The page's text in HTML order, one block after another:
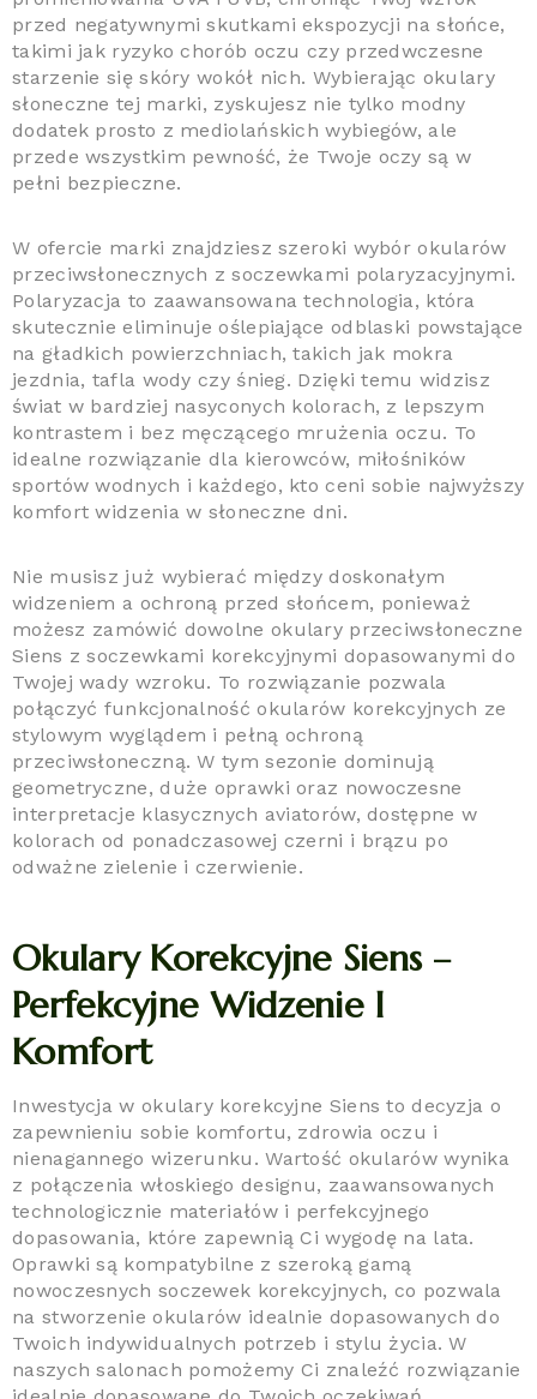
przed negatywnymi skutkami ekspozycji na słońce,
takimi jak ryzyko chorób oczu czy przedwczesne
starzenie się skóry wokół nich. Wybierając okulary
słoneczne tej marki, zyskujesz nie tylko modny
dodatek prosto z mediolańskich wybiegów, ale
przede wszystkim pewność, że Twoje oczy są w
pełni bezpieczne.
W ofercie marki znajdziesz szeroki wybór okularów
przeciwsłonecznych z soczewkami polaryzacyjnymi.
Polaryzacja to zaawansowana technologia, która
skutecznie eliminuje oślepiające odblaski powstające
na gładkich powierzchniach, takich jak mokra
jezdnia, tafla wody czy śnieg. Dzięki temu widzisz
świat w bardziej nasyconych kolorach, z lepszym
kontrastem i bez męczącego mrużenia oczu. To
idealne rozwiązanie dla kierowców, miłośników
sportów wodnych i każdego, kto ceni sobie najwyższy
komfort widzenia w słoneczne dni.
Nie musisz już wybierać między doskonałym
widzeniem a ochroną przed słońcem, ponieważ
możesz zamówić dowolne okulary przeciwsłoneczne
Siens z soczewkami korekcyjnymi dopasowanymi do
Twojej wady wzroku. To rozwiązanie pozwala
połączyć funkcjonalność okularów korekcyjnych ze
stylowym wyglądem i pełną ochroną
przeciwsłoneczną. W tym sezonie dominują
geometryczne, duże oprawki oraz nowoczesne
interpretacje klasycznych aviatorów, dostępne w
kolorach od ponadczasowej czerni i brązu po
odważne zielenie i czerwienie.
Okulary Korekcyjne Siens –
Perfekcyjne Widzenie I
Komfort
Inwestycja w okulary korekcyjne Siens to decyzja o
zapewnieniu sobie komfortu, zdrowia oczu i
nienagannego wizerunku. Wartość okularów wynika
z połączenia włoskiego designu, zaawansowanych
technologicznie materiałów i perfekcyjnego
dopasowania, które zapewnią Ci wygodę na lata.
Oprawki są kompatybilne z szeroką gamą
nowoczesnych soczewek korekcyjnych, co pozwala
na stworzenie okularów idealnie dopasowanych do
Twoich indywidualnych potrzeb i stylu życia. W
naszych salonach pomożemy Ci znaleźć rozwiązanie